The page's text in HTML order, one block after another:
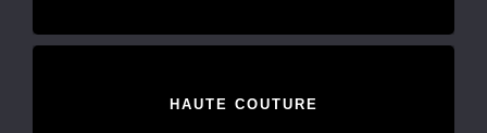
HAUTE COUTURE